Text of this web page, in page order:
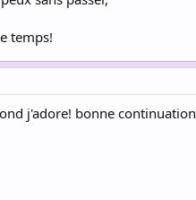
temps!
j'adore! bonne continuation